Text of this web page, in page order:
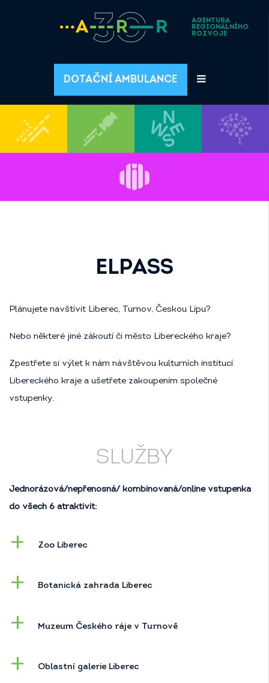
AGENTURA
REGIONÁLNÍHO
ROZVOJE
DOTAČNÍ AMBULANCE
ELPASS
Plánujete navštívit Liberec, Turnov, Českou Lípu?
Nebo některé jiné zákoutí či město Libereckého kraje?
Zpestřete si výlet k nám návštěvou kulturních institucí
Libereckého kraje a ušetřete zakoupením společné
vstupenky.
SLUŽBY
Jednorázová/nepřenosná/ kombinovaná/online vstupenka
do všech 6 atraktivit:
Zoo Liberec
Botanická zahrada Liberec
Muzeum Českého ráje v Turnově
Oblastní galerie Liberec